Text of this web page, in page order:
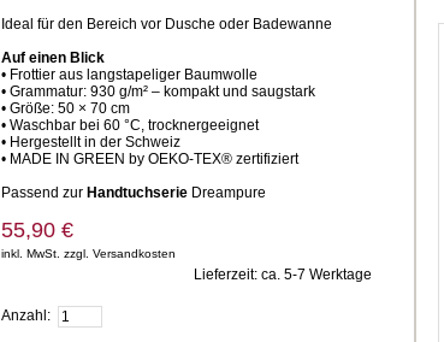
Ideal für den Bereich vor Dusche oder Badewanne
Auf einen Blick
• Frottier aus langstapeliger Baumwolle
• Grammatur: 930 g/m² – kompakt und saugstark
• Größe: 50 × 70 cm
• Waschbar bei 60 °C, trocknergeeignet
• Hergestellt in der Schweiz
• MADE IN GREEN by OEKO-TEX® zertifiziert
Passend zur Handtuchserie Dreampure
55,90 €
inkl. MwSt. zzgl. Versandkosten
Lieferzeit: ca. 5-7 Werktage
Anzahl: